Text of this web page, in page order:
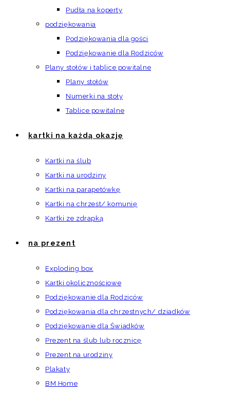
Pudła na koperty
podziękowania
Podziękowania dla gości
Podziękowanie dla Rodziców
Plany stołów i tablice powitalne
Plany stołów
Numerki na stoły
Tablice powitalne
kartki na każdą okazję
Kartki na ślub
Kartki na urodziny
Kartki na parapetówkę
Kartki na chrzest/ komunię
Kartki ze zdrapką
na prezent
Exploding box
Kartki okolicznościowe
Podziękowanie dla Rodziców
Podziękowania dla chrzestnych/ dziadków
Podziękowanie dla Świadków
Prezent na ślub lub rocznicę
Prezent na urodziny
Plakaty
BM Home